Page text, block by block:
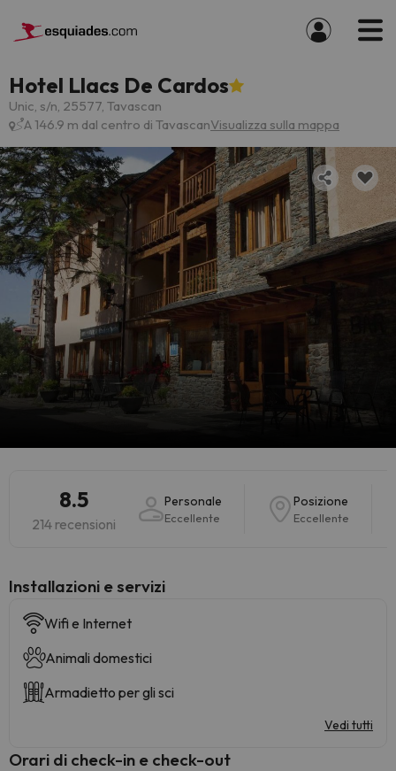
Hotel Llacs De Cardos
Unic, s/n, 25577, Tavascan
A 146.9 m dal centro di TavascanVisualizza sulla mappa
8.5
214 recensioni
Personale
Eccellente
Posizione
Eccellente
Installazioni e servizi
Wifi e Internet
Animali domestici
Armadietto per gli sci
Vedi tutti
Orari di check-in e check-out